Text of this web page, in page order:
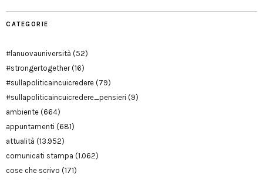
CATEGORIE
#lanuovauniversità (52)
#strongertogether(16)
#sullapoliticaincuicredere (79)
#sullapoliticaincuicredere_pensieri (9)
ambiente (664)
appuntamenti (681)
attualità (13.952)
comunicati stampa (1.062)
cose che scrivo (171)